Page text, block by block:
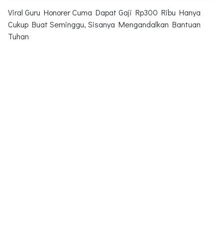
Viral Guru Honorer Cuma Dapat Gaji Rp300 Ribu Hanya
Cukup Buat Seminggu, Sisanya Mengandalkan Bantuan
Tuhan